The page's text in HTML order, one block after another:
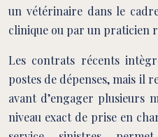
un vétérinaire dans le
clinique ou par un praticien
Les contrats récents
postes de dépenses, mais il
avant d’engager plusieurs
niveau exact de prise en